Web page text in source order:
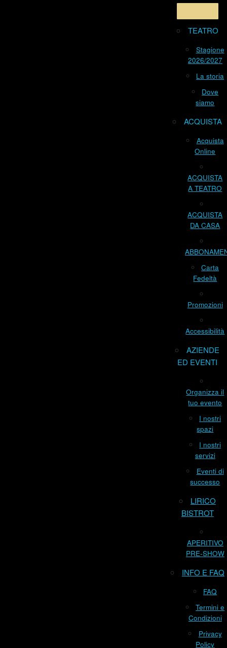
TEATRO
Stagione
2026/2027
La storia
Dove
siamo
ACQUISTA
Acquista
Online
ACQUISTA
A TEATRO
ACQUISTA
DA CASA
Carta
Fedeltà
Promozioni
Accessibilità
AZIENDE
ED EVENTI
Organizza il
tuo evento
I nostri
spazi
I nostri
servizi
Eventi di
successo
LIRICO
BISTROT
APERITIVO
PRE-SHOW
INFO E FAQ
FAQ
Termini e
Condizioni
Privacy
Policy